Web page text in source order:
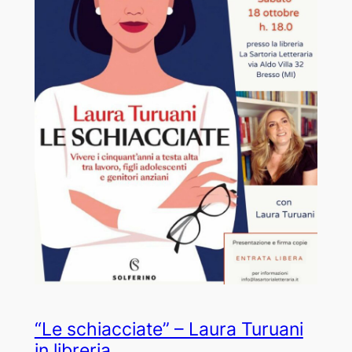
“Le schiacciate” – Laura Turuani